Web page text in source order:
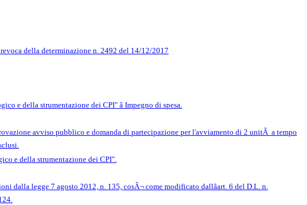
della determinazione n. 2492 del 14/12/2017
e della strumentazione dei CPI" â Impegno di spesa.
avviso pubblico e domanda di partecipazione per l'avviamento di 2 unitÃ a tempo
e della strumentazione dei CPI".
dalla legge 7 agosto 2012, n. 135, cosÃ¬ come modificato dallâart. 6 del D.L. n.